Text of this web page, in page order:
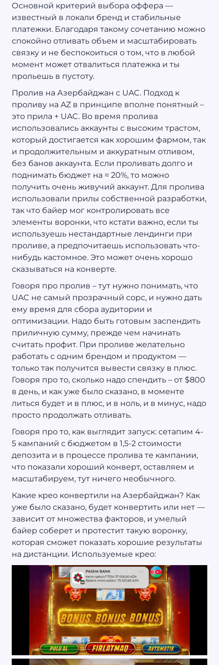
Основной критерий выбора оффера —
известный в локали бренд и стабильные
платежки. Благодаря такому сочетанию можно
спокойно отливать объем и масштабировать
связку и не беспокоиться о том, что в любой
момент может отвалиться платежка и ты
прольешь в пустоту.
Пролив на Азербайджан с UAC. Подход к
проливу на AZ в принципе вполне понятный –
это прила + UAC. Во время пролива
использовались аккаунты с высоким трастом,
который достигается как хорошим фармом, так
и продолжительным и аккуратным отливом,
без банов аккаунта. Если проливать долго и
поднимать бюджет на ≈ 20%, то можно
получить очень живучий аккаунт. Для пролива
использовали прилы собственной разработки,
так что байер мог контролировать все
элементы воронки, что кстати важно, если ты
используешь нестандартные лендинги при
проливе, а предпочитаешь использовать что-
нибудь кастомное. Это может очень хорошо
сказываться на конверте.
Говоря про пролив – тут нужно понимать, что
UAC не самый прозрачный сорс, и нужно дать
ему время для сбора аудитории и
оптимизации. Надо быть готовым заспендить
приличную сумму, прежде чем начинать
считать профит. При проливе желательно
работать с одним брендом и продуктом —
только так получится вывести связку в плюс.
Говоря про то, сколько надо спендить – от $800
в день, и как уже было сказано, в моменте
литься будет и в плюс, и в ноль, и в минус, надо
просто продолжать отливать.
Говоря про то, как выглядит запуск: сетапим 4-
5 кампаний с бюджетом в 1,5-2 стоимости
депозита и в процессе пролива те кампании,
что показали хороший конверт, оставляем и
масштабируем, тут ничего необычного.
Какие крео конвертили на Азербайджан? Как
уже было сказано, будет конвертить или нет —
зависит от множества факторов, и умелый
байер соберет и протестит такую воронку,
которая сможет показать хорошие результаты
на дистанции. Используемые крео: